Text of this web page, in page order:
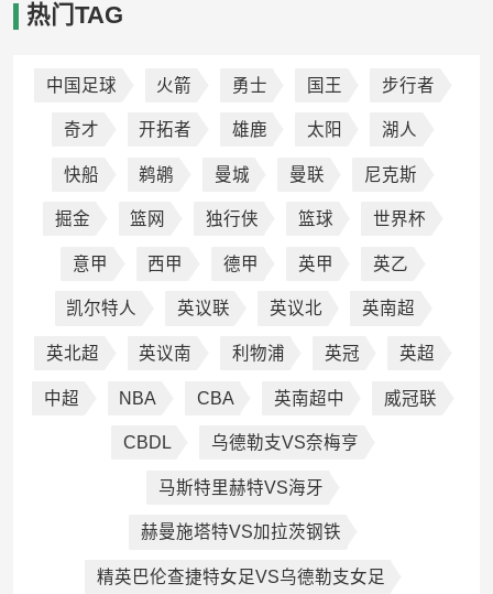
热门TAG
中国足球 火箭 勇士 国王 步行者
奇才 开拓者 雄鹿 太阳 湖人
快船 鹈鹕 曼城 曼联 尼克斯
掘金 篮网 独行侠 篮球 世界杯
意甲 西甲 德甲 英甲 英乙
凯尔特人 英议联 英议北 英南超
英北超 英议南 利物浦 英冠 英超
中超 NBA CBA 英南超中 威冠联
CBDL 乌德勒支VS奈梅亨
马斯特里赫特VS海牙
赫曼施塔特VS加拉茨钢铁
精英巴伦查捷特女足VS乌德勒支女足